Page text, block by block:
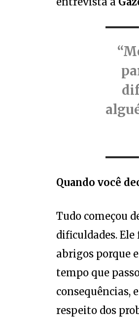
Quando você
Tudo começou
dificuldades.
abrigos porque
tempo que
consequências,
respeito dos